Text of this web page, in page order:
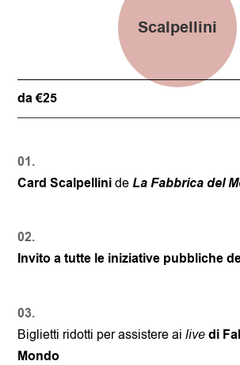
Scalpellini
da €25
01.
Card ScalpellinideLa Fabbrica del
02.
Invito a tutte le iniziative pubbliche
03.
Biglietti ridotti per assistere ailivedi
Mondo